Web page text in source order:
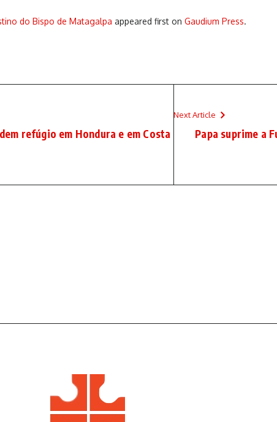
do Bispo de Matagalpa appeared first on Gaudium Press.
refúgio em Hondura e em Costa
Next Article
Papa suprime a